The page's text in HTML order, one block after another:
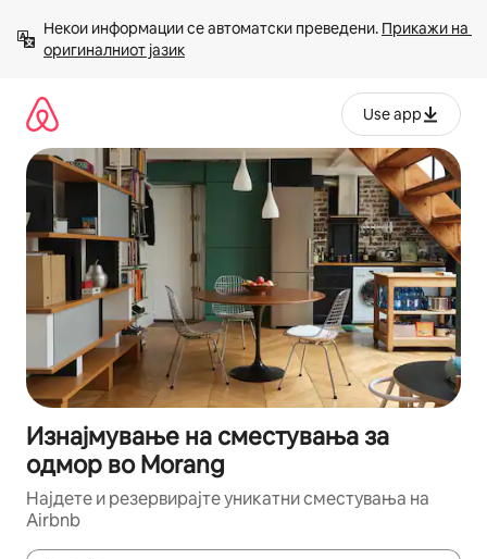
содржина
Некои информации се автоматски преведени. Прикажи на
оригиналниот јазик
Use app
Изнајмување на сместувања за
одмор во Morang
Најдете и резервирајте уникатни сместувања на
Airbnb